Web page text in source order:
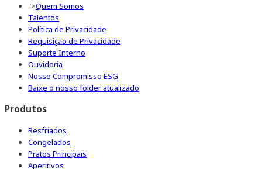
">Quem Somos
Talentos
Política de Privacidade
Requisição de Privacidade
Suporte Interno
Ouvidoria
Nosso Compromisso ESG
Baixe o nosso folder atualizado
Produtos
Resfriados
Congelados
Pratos Principais
Aperitivos